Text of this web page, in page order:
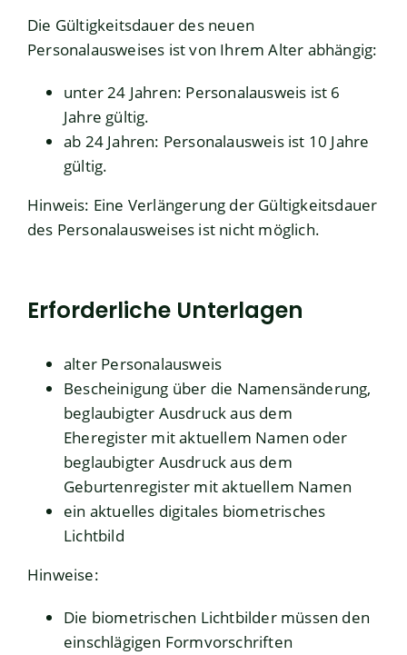
Die Gültigkeitsdauer des neuen
Personalausweises ist von Ihrem Alter abhängig:
unter 24 Jahren: Personalausweis ist 6
Jahre gültig.
ab 24 Jahren: Personalausweis ist 10 Jahre
gültig.
Hinweis: Eine Verlängerung der Gültigkeitsdauer
des Personalausweises ist nicht möglich.
Erforderliche Unterlagen
alter Personalausweis
Bescheinigung über die Namensänderung,
beglaubigter Ausdruck aus dem
Eheregister mit aktuellem Namen oder
beglaubigter Ausdruck aus dem
Geburtenregister mit aktuellem Namen
ein aktuelles digitales biometrisches
Lichtbild
Hinweise:
Die biometrischen Lichtbilder müssen den
einschlägigen Formvorschriften